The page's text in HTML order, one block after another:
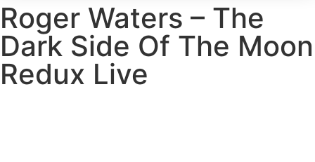
Roger Waters – The
Dark Side Of The Moon
Redux Live